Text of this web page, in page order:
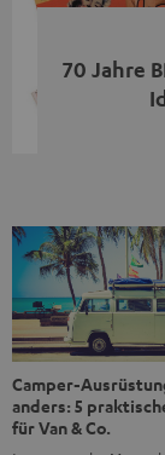
70 Jahre
1956
Pop, kleine
Jubiläum
Camper-
anders: 5
für Van & Co.